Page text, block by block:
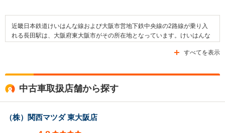
近畿日本鉄道けいはんな線および大阪市営地下鉄中央線の2路線が乗り入
れる長田駅は、大阪府東大阪市がその所在地となっています。けいはんな
リアの主要道路として挙げられるのは国道308号線や府道2号線などです。
園、長田東公園などが挙げられます。また、西願寺や長田神社といった寺
社も駅周辺に存在しているほか、東大阪市立藤戸小学校が付近にありま
す。さらには、医療施設である、ながはら病院なども周辺に存在していま
す。
すべてを表示
中古車取扱店舗から探す
（株）関西マツダ 東大阪店